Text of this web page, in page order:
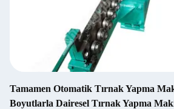
Tamamen Otomatik Tırnak Yapma
Boyutlarla Dairesel Tırnak Yapma